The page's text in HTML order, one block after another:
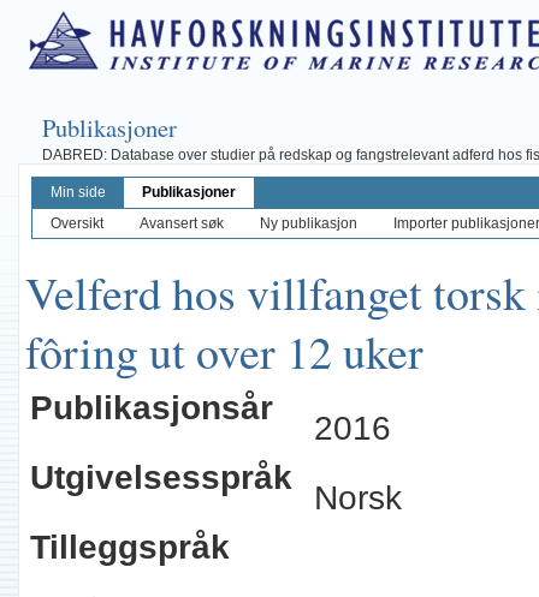
Publikasjoner
DABRED: Database over studier på redskap og fangstrelevant adferd hos
Min side
Publikasjoner
Oversikt
Avansert søk Ny publikasjon Importer
Velferd hos villfanget
fôring ut over 12 uker
Publikasjonsår
2016
Utgivelsesspråk
Norsk
Tilleggspråk